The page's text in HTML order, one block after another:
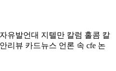
자유발언대 지텔만 칼럼 홀콤 칼
리뷰 카드뉴스 언론 속 cfe 논